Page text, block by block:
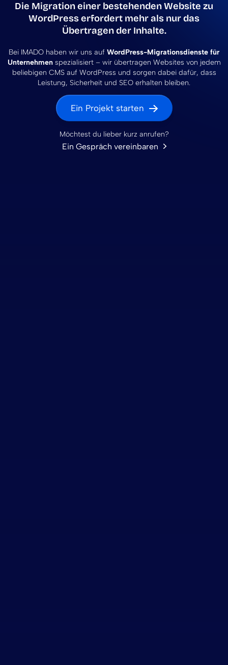
Die Migration einer bestehenden Website zu
WordPress erfordert mehr als nur das
Übertragen der Inhalte.
Bei IMADO haben wir uns auf WordPress-Migrationsdienste für
Unternehmenspezialisiert – wir übertragen Websites von jedem
beliebigen CMS auf WordPress und sorgen dabei dafür, dass
Leistung, Sicherheit und SEO erhalten bleiben.
Ein Projekt starten
Möchtest du lieber kurz anrufen?
Ein Gespräch vereinbaren